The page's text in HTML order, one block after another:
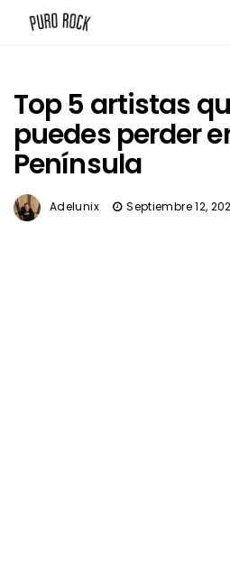
Top 5 artistas
puedes perder
Península
Adelunix Septiembre 12,